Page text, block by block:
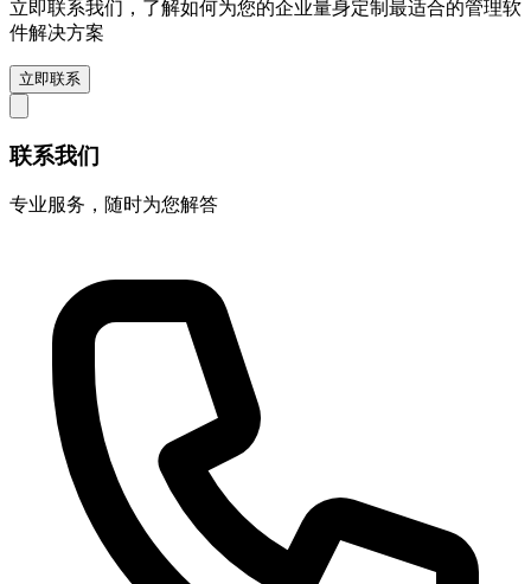
立即联系我们，了解如何为您的企业量身定制最适合的管理软
件解决方案
立即联系
联系我们
专业服务，随时为您解答